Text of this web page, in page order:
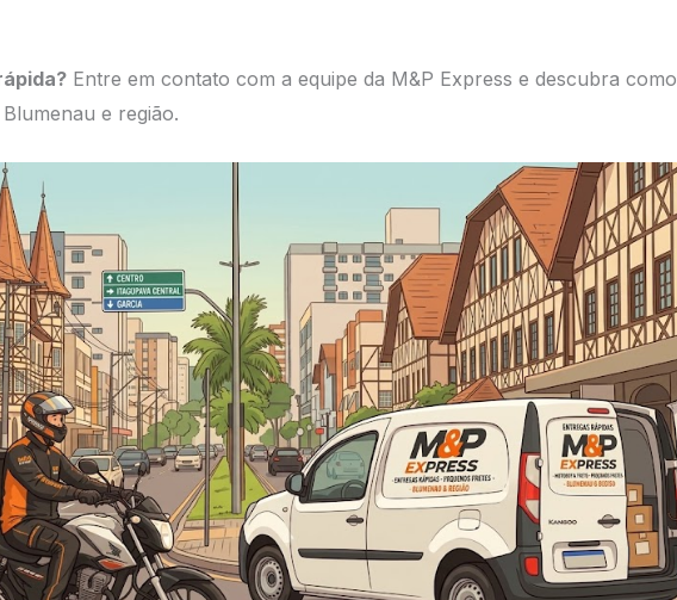
Entre em contato com a equipe da M&P Express e descubra como
e região.